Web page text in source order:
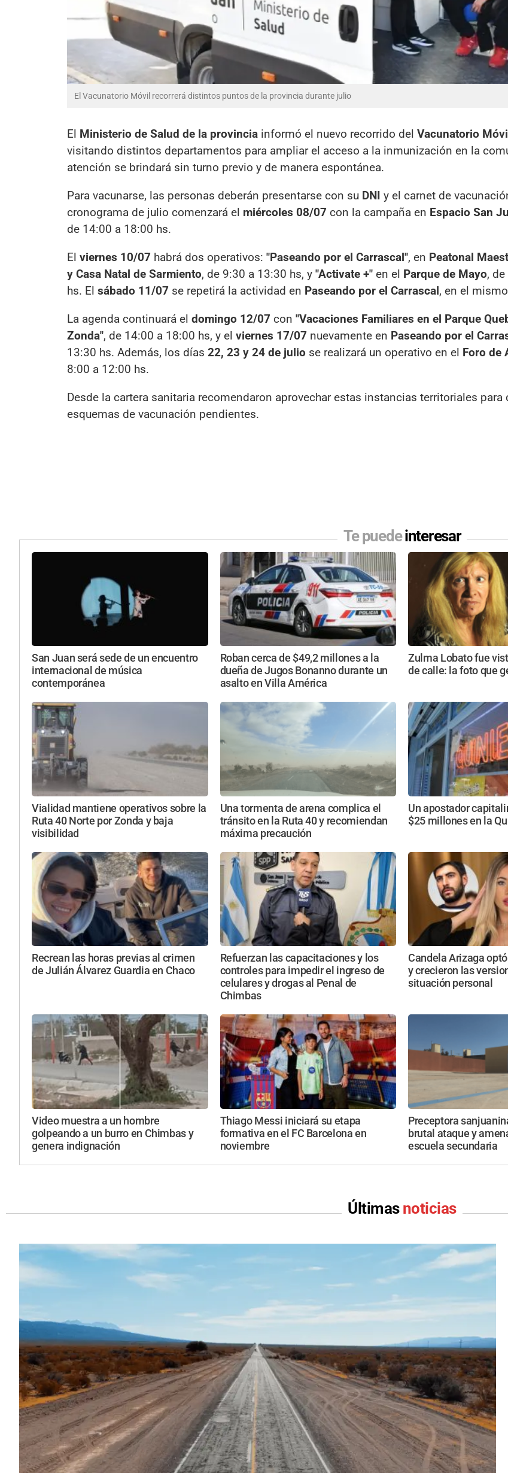
El Vacunatorio Móvil recorrerá distintos puntos de la provincia durante julio
El Ministerio de Salud de la provincia informó el nuevo recorrido del Vacunatorio
visitando distintos departamentos para ampliar el acceso a la inmunización en la
atención se brindará sin turno previo y de manera espontánea.
Para vacunarse, las personas deberán presentarse con su DNI y el carnet de
cronograma de julio comenzará el miércoles 08/07 con la campaña en Espacio San
de 14:00 a 18:00 hs.
El viernes 10/07 habrá dos operativos: "Paseando por el Carrascal", en Peatonal
y Casa Natal de Sarmiento, de 9:30 a 13:30 hs, y "Activate +" en el Parque de Mayo,
hs. El sábado 11/07 se repetirá la actividad en Paseando por el Carrascal, en el
La agenda continuará el domingo 12/07 con "Vacaciones Familiares en el Parque
Zonda", de 14:00 a 18:00 hs, y el viernes 17/07 nuevamente en Paseando por el
13:30 hs. Además, los días 22, 23 y 24 de julio se realizará un operativo en el Foro de
8:00 a 12:00 hs.
Desde la cartera sanitaria recomendaron aprovechar estas instancias territoriales
esquemas de vacunación pendientes.
Te puedeinteresar
San Juan será sede de un encuentro
internacional de música
contemporánea
Roban cerca de $49,2 millones a la
dueña de Jugos Bonanno durante un
asalto en Villa América
Zulma Lobato fue
de calle: la foto que
Vialidad mantiene operativos sobre la
Ruta 40 Norte por Zonda y baja
visibilidad
Una tormenta de arena complica el
tránsito en la Ruta 40 y recomiendan
máxima precaución
Un apostador
$25 millones en la
Recrean las horas previas al crimen
de Julián Álvarez Guardia en Chaco
Refuerzan las capacitaciones y los
controles para impedir el ingreso de
celulares y drogas al Penal de
Chimbas
Candela Arizaga
y crecieron las
situación personal
Video muestra a un hombre
golpeando a un burro en Chimbas y
genera indignación
Thiago Messi iniciará su etapa
formativa en el FC Barcelona en
noviembre
Preceptora
brutal ataque y
escuela secundaria
Últimas noticias